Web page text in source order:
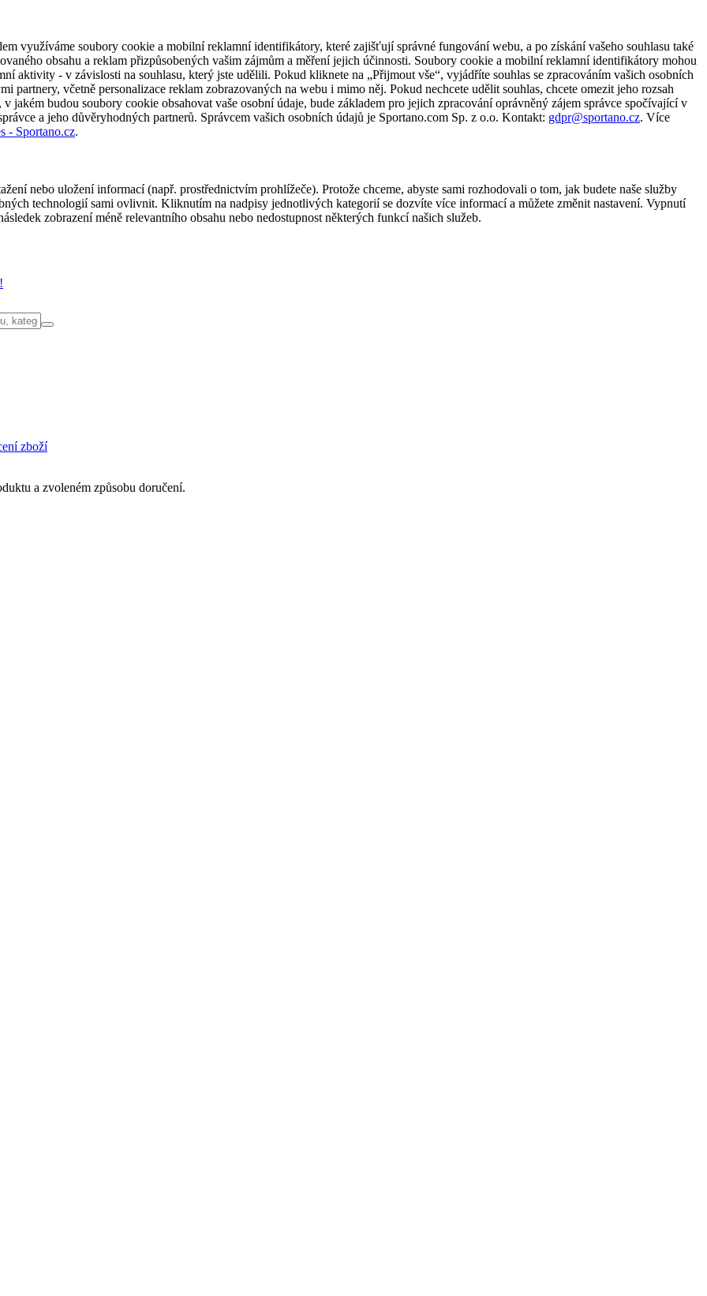
využíváme soubory cookie a mobilní reklamní identifikátory, které zajišťují správné fungování webu, a po získání vašeho souhlasu také
obsahu a reklam přizpůsobených vašim zájmům a měření jejich účinnosti. Soubory cookie a mobilní reklamní identifikátory mohou
aktivity - v závislosti na souhlasu, který jste udělili. Pokud kliknete na „Přijmout vše“, vyjádříte souhlas se zpracováním vašich osobních
včetně personalizace reklam zobrazovaných na webu i mimo něj. Pokud nechcete udělit souhlas, chcete omezit jeho rozsah
jakém budou soubory cookie obsahovat vaše osobní údaje, bude základem pro jejich zpracování oprávněný zájem správce spočívající v
a jeho důvěryhodných partnerů. Správcem vašich osobních údajů je Sportano.com Sp. z o.o. Kontakt: gdpr@sportano.cz. Více
- Sportano.cz.
nebo uložení informací (např. prostřednictvím prohlížeče). Protože chceme, abyste sami rozhodovali o tom, jak budete naše služby
technologií sami ovlivnit. Kliknutím na nadpisy jednotlivých kategorií se dozvíte více informací a můžete změnit nastavení. Vypnutí
zobrazení méně relevantního obsahu nebo nedostupnost některých funkcí našich služeb.
zboží
a zvoleném způsobu doručení.